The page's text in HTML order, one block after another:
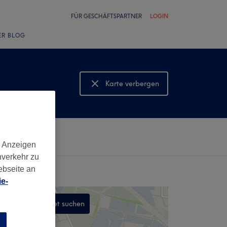
FÜR GESCHÄFTSPARTNER LOGIN
BLOG
Karte verbergen
Karte anzeigen
In diesem Gebiet suchen
zu
an